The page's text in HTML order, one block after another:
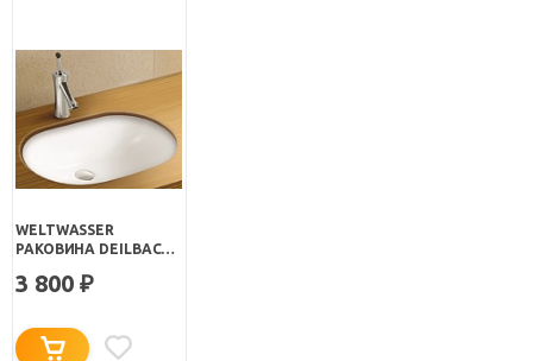
WELTWASSER
РАКОВИНА DEILBACH
3 800 ₽